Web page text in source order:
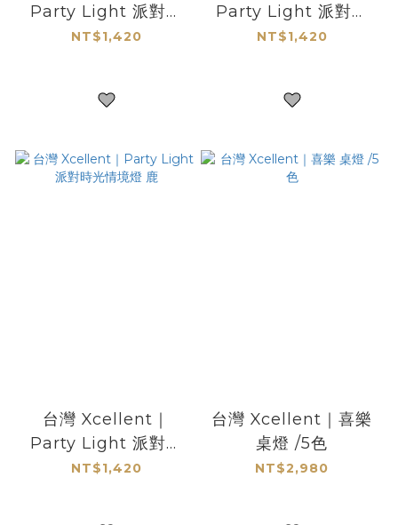
Party Light 派對時
光情境燈 台灣黑熊
NT$1,420
Party Light 派對時
光情境燈 獼猴
NT$1,420
台灣 Xcellent｜
Party Light 派對時
光情境燈 鹿
NT$1,420
台灣 Xcellent｜喜樂
桌燈 /5色
NT$2,980